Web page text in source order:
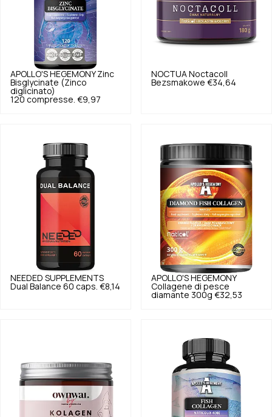
APOLLO'S HEGEMONY Zinc
Bisglycinate (Zinco
diglicinato)
120 compresse. €9,97
NOCTUA Noctacoll
Bezsmakowe €34,64
NEEDED SUPPLEMENTS
Dual Balance 60 caps. €8,14
APOLLO'S HEGEMONY
Collagene di pesce
diamante 300g €32,53